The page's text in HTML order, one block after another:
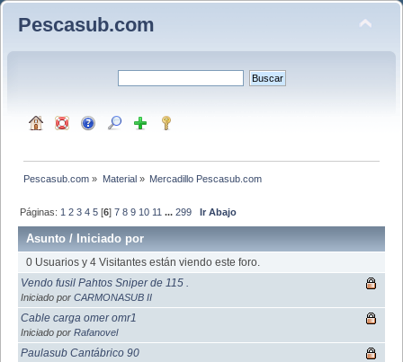
Pescasub.com
Pescasub.com » Material» Mercadillo Pescasub.com
Páginas: 1 2 3 4 5 [6]7 8 9 10 11 ...299 Ir Abajo
Asunto /Iniciado por
0 Usuarios y 4 Visitantes están viendo este foro.
Vendo fusil Pahtos Sniper de 115 .
Iniciado por CARMONASUB II
Cable carga omer omr1
Iniciado por Rafanovel
Paulasub Cantábrico 90